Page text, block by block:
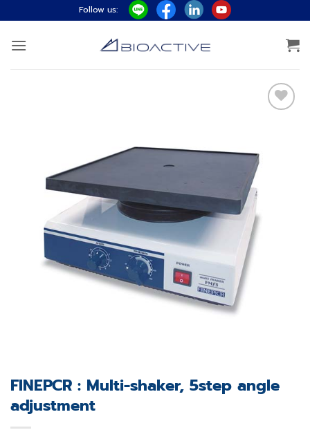
ไป
ยัง
Follow us:
FINEPCR : Multi-shaker, 5step angle
adjustment